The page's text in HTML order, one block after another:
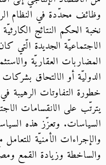
وظائف محدّدة في النظام
نخبة الحكم النتائج
الاجتماعيّة الجديدة الّتي
المضاربات العقاريّة
الدوليّة أو الالتحاق
خطورة التفاوتات الرهيبة
يترتّب على الانقسامات
السياسات. وتعزّز هذه
والإجراءات الأمنيّة
والساخطة وزيادة القمع